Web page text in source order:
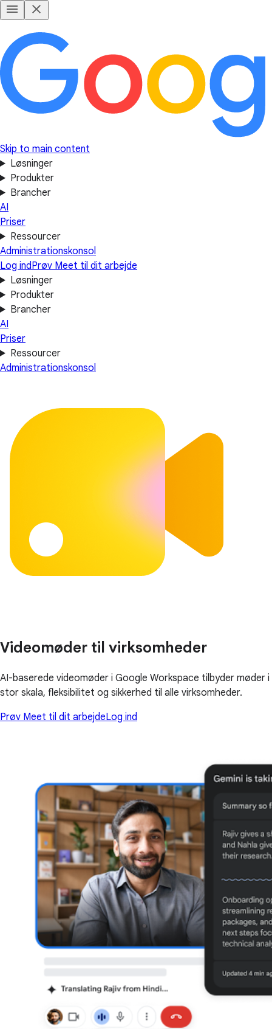
Skip to main content
Løsninger
Produkter
Brancher
AI
Priser
Ressourcer
Administrationskonsol
Log indPrøv Meet til dit arbejde
Løsninger
Produkter
Brancher
AI
Priser
Ressourcer
Administrationskonsol
Videomøder til virksomheder
AI-baserede videomøder i Google Workspace tilbyder møder i
stor skala, fleksibilitet og sikkerhed til alle virksomheder.
Prøv Meet til dit arbejdeLog ind